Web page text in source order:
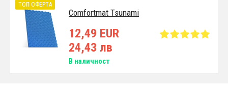
Comfortmat Tsunami
ТОП ОФЕРТА
12,49 EUR
24,43 лв
В наличност